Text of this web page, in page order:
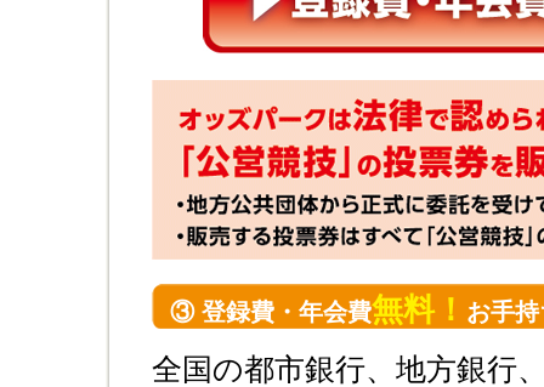
③ 登録費・年会費無料！ お手
全国の都市銀行、地方銀行